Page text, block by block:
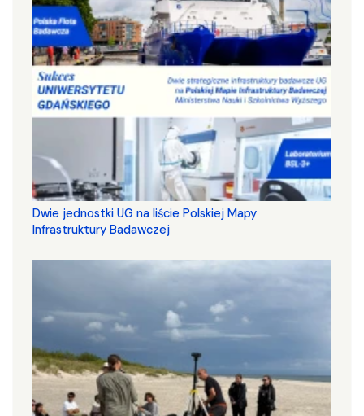
Dwie jednostki UG na liście Polskiej Mapy
Infrastruktury Badawczej